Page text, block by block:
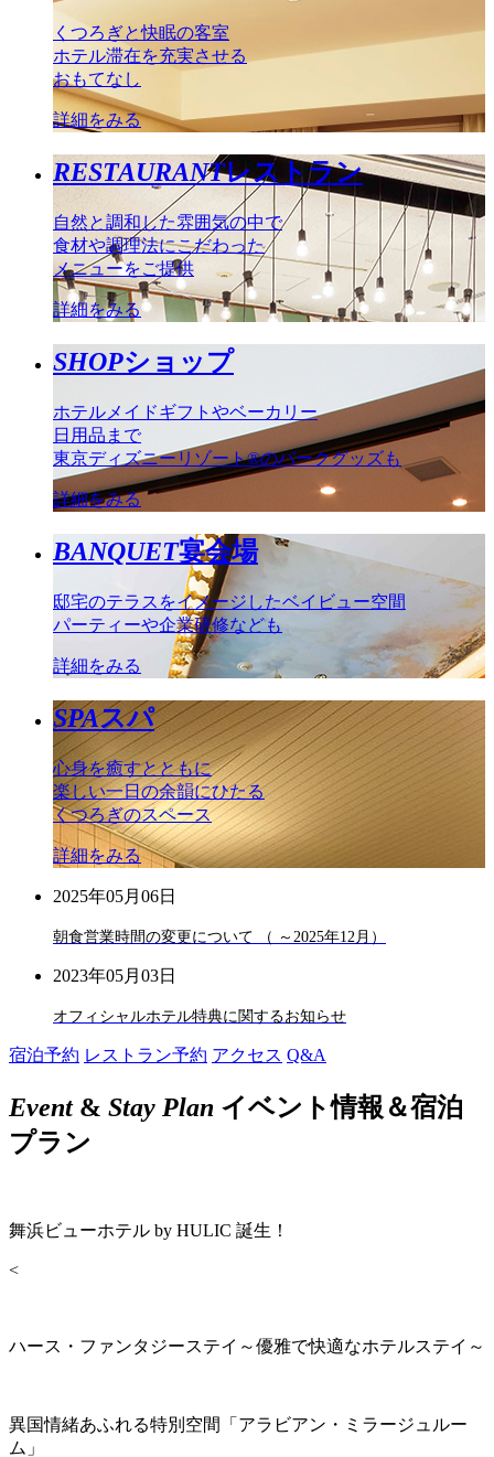
くつろぎと快眠の客室
ホテル滞在を充実させる
おもてなし
詳細をみる
RESTAURANTレストラン
自然と調和した雰囲気の中で
食材や調理法にこだわった
メニューをご提供
詳細をみる
SHOPショップ
ホテルメイドギフトやベーカリー
日用品まで
東京ディズニーリゾート®のパークグッズも
詳細をみる
BANQUET宴会場
邸宅のテラスをイメージしたベイビュー空間
パーティーや企業研修なども
詳細をみる
SPAスパ
心身を癒すとともに
楽しい一日の余韻にひたる
くつろぎのスペース
詳細をみる
2025年05月06日
朝食営業時間の変更について （ ～2025年12月）
2023年05月03日
オフィシャルホテル特典に関するお知らせ
宿泊予約 レストラン予約 アクセス Q&A
Event& Stay Plan イベント情報＆宿泊
プラン
舞浜ビューホテル by HULIC 誕生！
<
ハース・ファンタジーステイ～優雅で快適なホテルステイ～
異国情緒あふれる特別空間「アラビアン・ミラージュルー
ム」